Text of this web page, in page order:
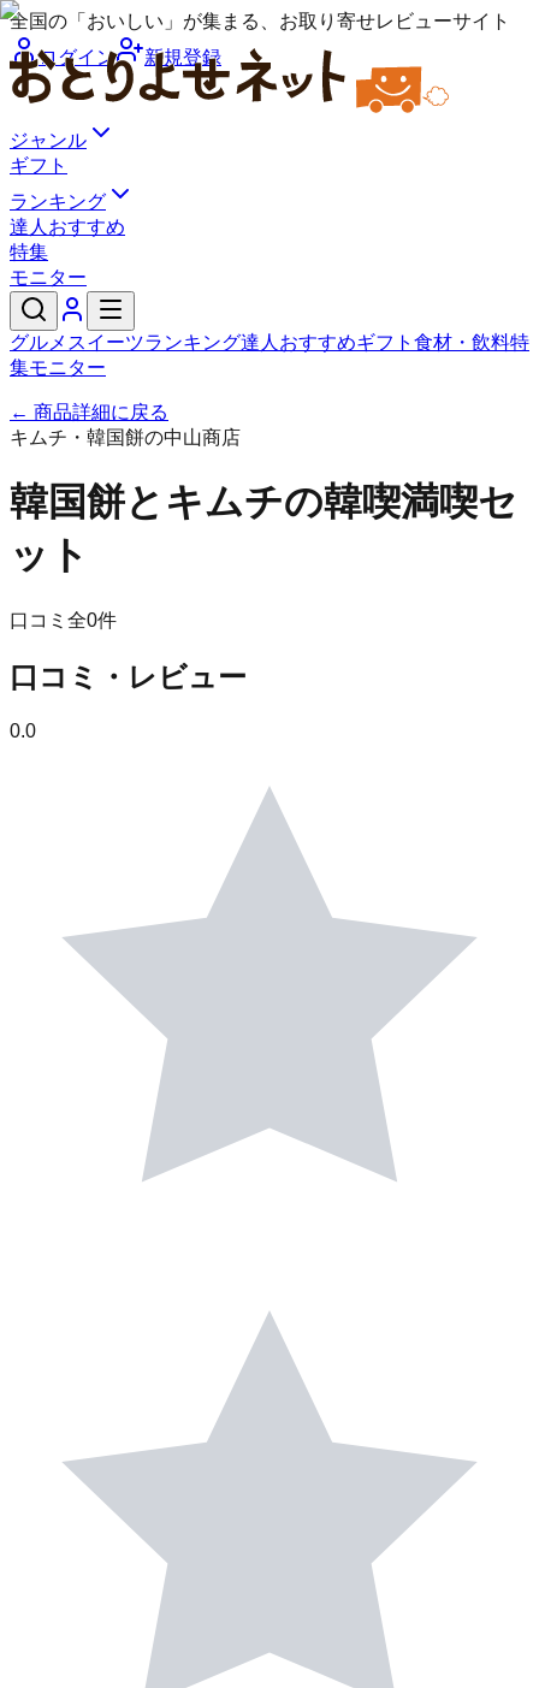
全国の「おいしい」が集まる、お取り寄せレビューサイト
ログイン
新規登録
ジャンル
ギフト
ランキング
達人おすすめ
特集
モニター
グルメ スイーツランキング達人おすすめギフト 食材・飲料特
集モニター
← 商品詳細に戻る
キムチ・韓国餅の中山商店
韓国餅とキムチの韓喫満喫セ
ット
口コミ全0件
口コミ・レビュー
0.0